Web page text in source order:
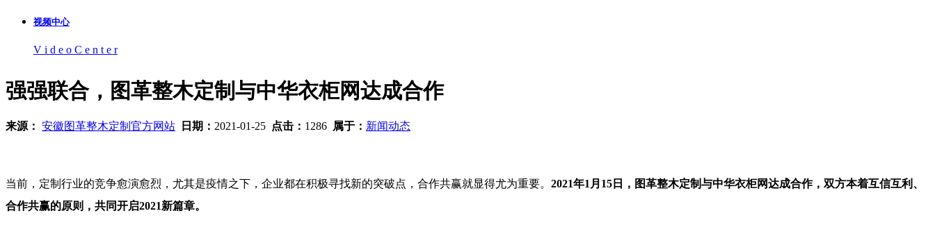
视频中心
V i d e o C e n t e r
强强联合，图革整木定制与中华衣柜网达成合作
来源： 安徽图革整木定制官方网站 日期： 2021-01-25 点击： 1286 属于： 新闻动态
当前，定制行业的竞争愈演愈烈，尤其是疫情之下，企业都在积极寻找新的突破点，合作共赢就显得尤为重要。 2021年1月15日，图革整木定制与中华衣柜网达成合作，双方本着互信互利、
合作共赢的原则，共同开启2021新篇章。